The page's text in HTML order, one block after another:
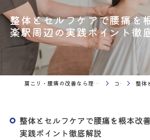
整体とセルフケアで腰痛を
楽駅周辺の実践ポイント徹
肩こり・腰痛の改善なら理学療法 整体院Regalo（横浜市神奈川区白楽駅） コラム 整体とセルフ
整体とセルフケアで腰痛を根本改
実践ポイント徹底解説